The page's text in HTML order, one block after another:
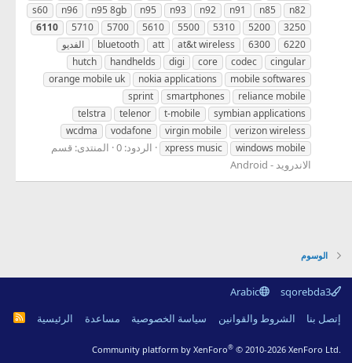
n82
n85
n91
n92
n93
n95
n95 8gb
n96
s60
3250
5200
5310
5500
5610
5700
5710
6110
6220
6300
at&t wireless
att
bluetooth
الفديو
cingular
codec
core
digi
handhelds
hutch
mobile softwares
nokia applications
orange mobile uk
reliance mobile
smartphones
sprint
symbian applications
t-mobile
telenor
telstra
verizon wireless
virgin mobile
vodafone
wcdma
windows mobile
xpress music الردود: 0 المنتدى: قسم
الاندرويد - Android
الوسوم
sqorebda3
Arabic
إتصل بنا
الشروط والقوانين سياسة الخصوصية مساعدة الرئيسية
R
Community platform by XenForo® © 2010-2026 XenForo Ltd.